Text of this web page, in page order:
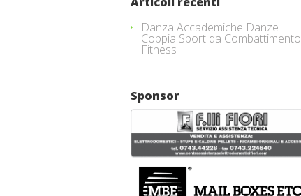
Danza Accademiche Danze
Coppia Sport da Combattimento
Fitness
Sponsor